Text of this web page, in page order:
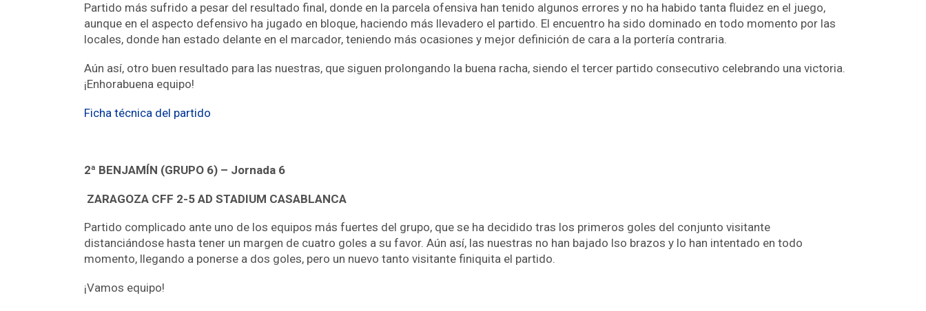
Partido más sufrido a pesar del resultado final, donde en la parcela ofensiva han tenido algunos errores y no ha habido tanta fluidez en el juego,
aunque en el aspecto defensivo ha jugado en bloque, haciendo más llevadero el partido. El encuentro ha sido dominado en todo momento por las
locales, donde han estado delante en el marcador, teniendo más ocasiones y mejor definición de cara a la portería contraria.
Aún así, otro buen resultado para las nuestras, que siguen prolongando la buena racha, siendo el tercer partido consecutivo celebrando una victoria.
¡Enhorabuena equipo!
Ficha técnica del partido
2ª BENJAMÍN (GRUPO 6) – Jornada 6
ZARAGOZA CFF 2-5 AD STADIUM CASABLANCA
Partido complicado ante uno de los equipos más fuertes del grupo, que se ha decidido tras los primeros goles del conjunto visitante
distanciándose hasta tener un margen de cuatro goles a su favor. Aún así, las nuestras no han bajado lso brazos y lo han intentado en todo
momento, llegando a ponerse a dos goles, pero un nuevo tanto visitante finiquita el partido.
¡Vamos equipo!